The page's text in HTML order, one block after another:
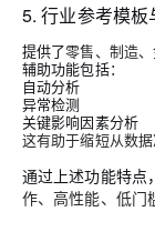
5. 行业参考模板
提供了零售、制造
辅助功能包括：
自动分析
异常检测
关键影响因素分析
这有助于缩短从数据
通过上述功能特点
作、高性能、低门